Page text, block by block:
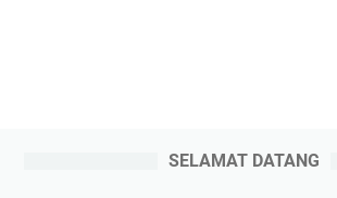
SELAMAT DATANG